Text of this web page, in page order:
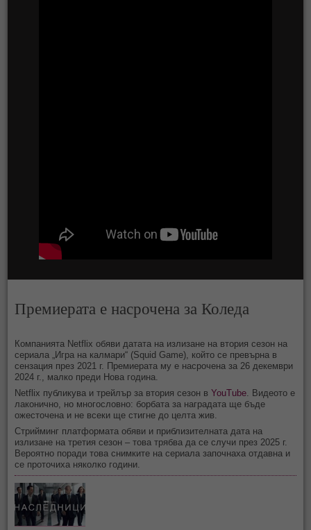
Премиерата е насрочена за Коледа
Компанията Netflix обяви датата на излизане на втория сезон на
сериала „Игра на калмари“ (Squid Game), който се превърна в
сензация през 2021 г. Премиерата му е насрочена за 26 декември
2024 г., малко преди Нова година.
Netflix публикува и трейлър за втория сезон вYouTube. Видеото е
лаконично, но многословно: борбата за наградата ще бъде
ожесточена и не всеки ще стигне до целта жив.
Стрийминг платформата обяви и приблизителната дата на
излизане на третия сезон – това трябва да се случи през 2025 г.
Вероятно поради това снимките на сериала започнаха отдавна и
се проточиха няколко години.